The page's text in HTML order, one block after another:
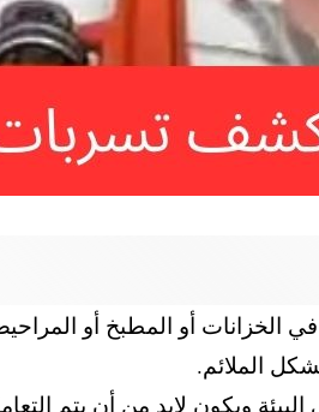
في الخزانات أو المطبخ أو
الملائم.
ويكون لابد من أن يتم